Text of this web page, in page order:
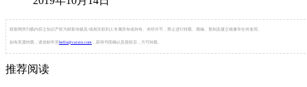
财新网所刊载内容之知识产权为财新传媒及/或相关权利人专属所有或持有。未经许可，禁止进行转载、摘编、复制及建立镜像等任何使用。
如有意愿转载，请发邮件至 hello@caixin.com ，获得书面确认及授权后，方可转载。
推荐阅读